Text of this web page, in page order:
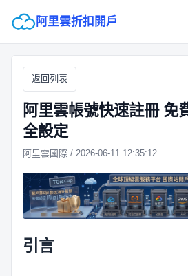
阿里雲折扣開戶
返回列表
阿里雲帳號快速註冊 免
全設定
阿里雲國際 / 2026-06-11 12:35:12
引言